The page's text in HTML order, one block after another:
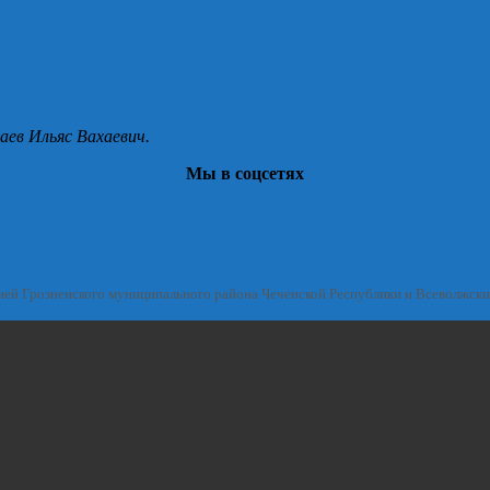
Ильяс Вахаевич.
Мы в соцсетях
Грозненского муниципального района Чеченской Республики и